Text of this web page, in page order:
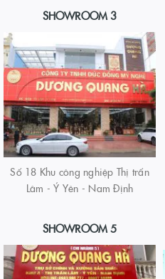
SHOWROOM 3
Số 18 Khu công nghiệp Thị trấn
Lâm - Ý Yên - Nam Định
SHOWROOM 5